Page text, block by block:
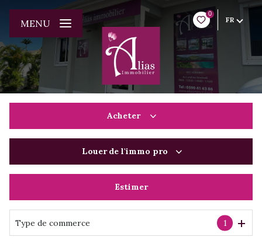
0
FR
MENU
Acheter
De l'immo pro
Louer de l'immo pro
De l'immo pro
Estimer
Type de commerce 1